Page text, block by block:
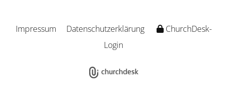
Impressum Datenschutzerklärung
ChurchDesk-
Login